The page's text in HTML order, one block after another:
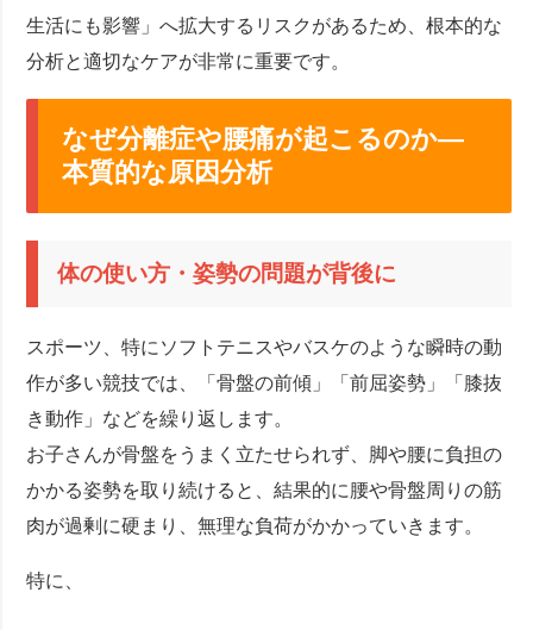
生活にも影響」へ拡大するリスクがあるため、根本的な
分析と適切なケアが非常に重要です。
なぜ分離症や腰痛が起こるのか―
本質的な原因分析
体の使い方・姿勢の問題が背後に
スポーツ、特にソフトテニスやバスケのような瞬時の動
作が多い競技では、「骨盤の前傾」「前屈姿勢」「膝抜
き動作」などを繰り返します。
お子さんが骨盤をうまく立たせられず、脚や腰に負担の
かかる姿勢を取り続けると、結果的に腰や骨盤周りの筋
肉が過剰に硬まり、無理な負荷がかかっていきます。
特に、